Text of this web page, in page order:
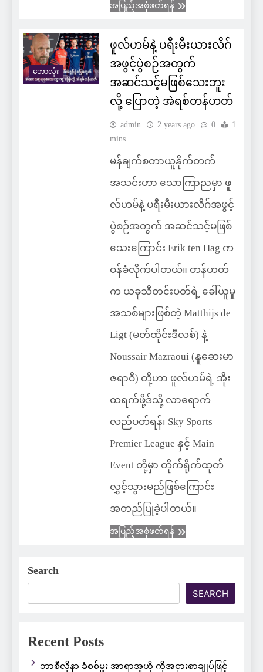
အပြည့်အစုံဖတ်ရန်
ဘောလုံး
ဖူလ်ဟမ်နဲ့ ပရီးမီးယားလိဂ်
အဖွင့်ပွဲစဉ်အတွက်
အဆင်သင့်မဖြစ်သေးဘူး
လို့ ပြောတဲ့ အဲရစ်တန်ဟတ်
admin 2 years ago 0
1
mins
မန်ချက်စတာယူနိုက်တက်
အသင်းဟာ သောကြာညမှာ ဖူ
လ်ဟမ်နဲ့ ပရီးမီးယားလိဂ်အဖွင့်
ပွဲစဉ်အတွက် အဆင်သင့်မဖြစ်
သေးကြောင်း Erik ten Hag က
ဝန်ခံလိုက်ပါတယ်။ တန်ဟတ်
က ယခုသီတင်းပတ်ရဲ့ ခေါ်ယူမှု
အသစ်များဖြစ်တဲ့ Matthijs de
Ligt (မတ်ထိုင်းဒီလစ်) နဲ့
Noussair Mazraoui (နူဆေးမာ
ဇရာဝီ) တို့ဟာ ဖူလ်ဟမ်ရဲ့ အိုး
ထရက်ဖို့ဒ်သို့ လာရောက်
လည်ပတ်ရန်၊ Sky Sports
Premier League နှင့် Main
Event တို့မှာ တိုက်ရိုက်ထုတ်
လွှင့်သွားမည်ဖြစ်ကြောင်း
အတည်ပြုခဲ့ပါတယ်။
အပြည့်အစုံဖတ်ရန်
Search
SEARCH
Recent Posts
ဘာစီလိုနာ ခံစစ်မှူး အာရာအူဟို ကိုအငှားစာချုပ်ဖြင့်